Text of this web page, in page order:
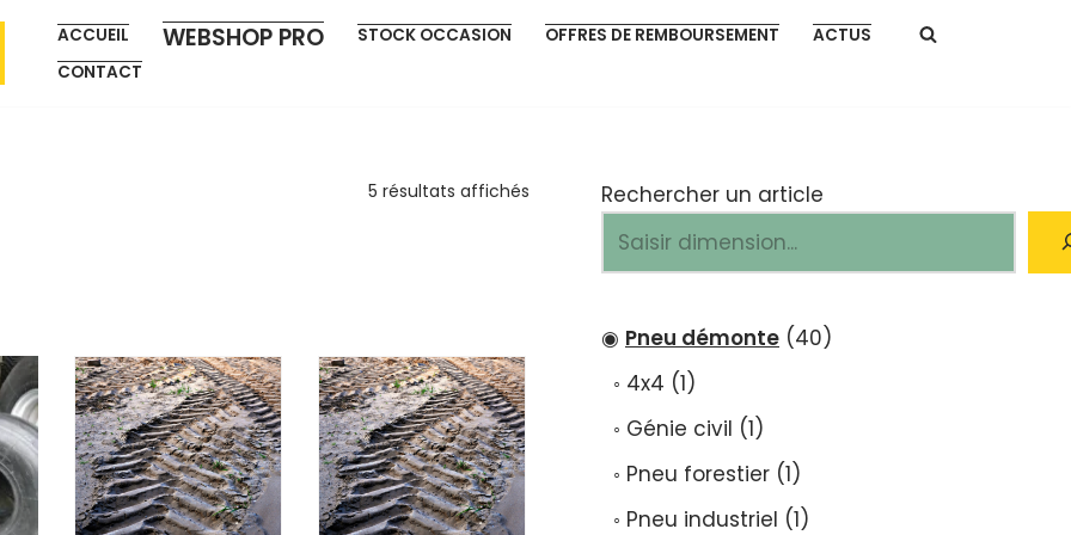
ACCUEIL WEBSHOP PRO STOCK OCCASION OFFRES DE REMBOURSEMENT
ACTUS
CONTACT
5 résultats affichés Rechercher un article
Pneu démonte 40
4x4 1
Génie civil 1
Pneu forestier 1
Pneu industriel 1